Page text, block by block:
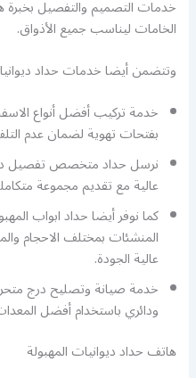
خدمات التصميم والتفصيل بخبرة
الخامات ليناسب جميع الأذواق.
وتتضمن أيضا خدمات حداد
خدمة تركيب أفضل أنواع
بفتحات تهوية لضمان عدم
نرسل حداد متخصص تفصيل
عالية مع تقديم مجموعة
كما نوفر أيضا حداد ابواب
المنشئات بمختلف الاحجام
عالية الجودة.
خدمة صيانة وتصليح درج
ودائري باستخدام أفضل
هاتف حداد ديوانيات المهبولة